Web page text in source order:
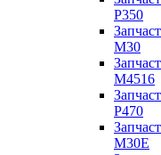
P350
M30
M4516
P470
M30E